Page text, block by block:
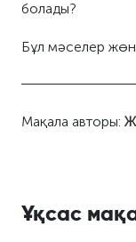
болады?
Бұл мәселер
Мақала авторы:
Ұқсас